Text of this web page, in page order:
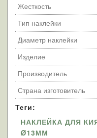
Жесткость
Тип наклейки
Диаметр наклейки
Изделие
Производитель
Страна изготовитель
Теги:
НАКЛЕЙКА ДЛЯ КИЯ
Ø13ММ